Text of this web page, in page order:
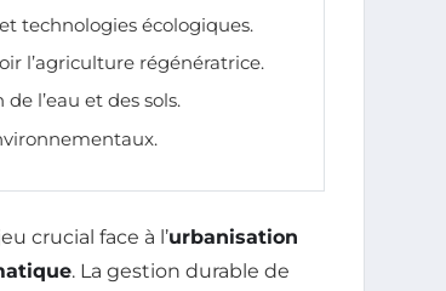
technologies écologiques.
l’agriculture régénératrice.
l’eau et des sols.
crucial face à l’urbanisation
. La gestion durable de